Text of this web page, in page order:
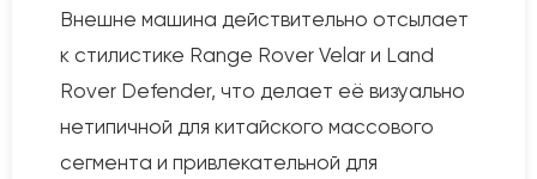
Внешне машина действительно отсылает
к стилистике Range Rover Velar и Land
Rover Defender, что делает её визуально
нетипичной для китайского массового
сегмента и привлекательной для